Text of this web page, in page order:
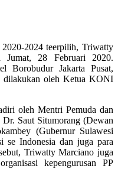
2024 teerpilih, Triwatty
28 Februari 2020.
Borobudur Jakarta Pusat,
dilakukan oleh Ketua KONI
oleh Mentri Pemuda dan
Saut Situmorang (Dewan
(Gubernur Sulawesi
se Indonesia dan juga para
Triwatty Marciano juga
kepengurusan PP